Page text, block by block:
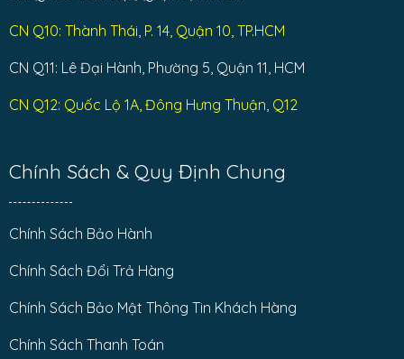
CN Q10: Thành Thái, P. 14, Quận 10, TP.HCM
CN Q11: Lê Đại Hành, Phường 5, Quận 11, HCM
CN Q12: Quốc Lộ 1A, Đông Hưng Thuận, Q12
Chính Sách & Quy Định Chung
Chính Sách Bảo Hành
Chính Sách Đổi Trả Hàng
Chính Sách Bảo Mật Thông Tin Khách Hàng
Chính Sách Thanh Toán